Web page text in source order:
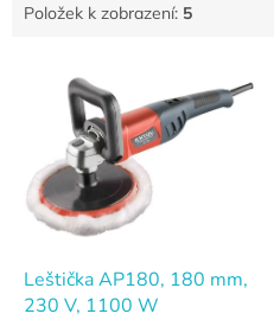
Položek k zobrazení: 5
Leštička AP180, 180 mm,
230 V, 1100 W